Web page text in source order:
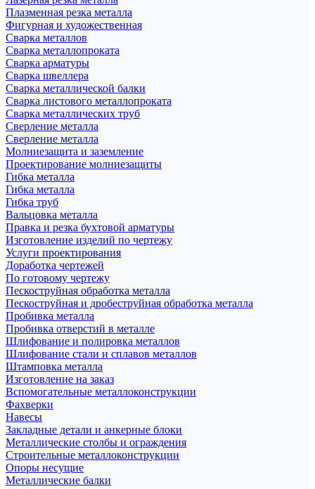
Плазменная резка металла
Фигурная и художественная
Сварка металлов
Сварка металлопроката
Сварка арматуры
Сварка швеллера
Сварка металлической балки
Сварка листового металлопроката
Сварка металлических труб
Сверление металла
Сверление металла
Молниезащита и заземление
Проектирование молниезащиты
Гибка металла
Гибка металла
Гибка труб
Вальцовка металла
Правка и резка бухтовой арматуры
Изготовление изделий по чертежу
Услуги проектирования
Доработка чертежей
По готовому чертежу
Пескоструйная обработка металла
Пескоструйная и дробеструйная обработка металла
Пробивка металла
Пробивка отверстий в металле
Шлифование и полировка металлов
Шлифование стали и сплавов металлов
Штамповка металла
Изготовление на заказ
Вспомогательные металлоконструкции
Фахверки
Навесы
Закладные детали и анкерные блоки
Металлические столбы и ограждения
Строительные металлоконструкции
Опоры несущие
Металлические балки